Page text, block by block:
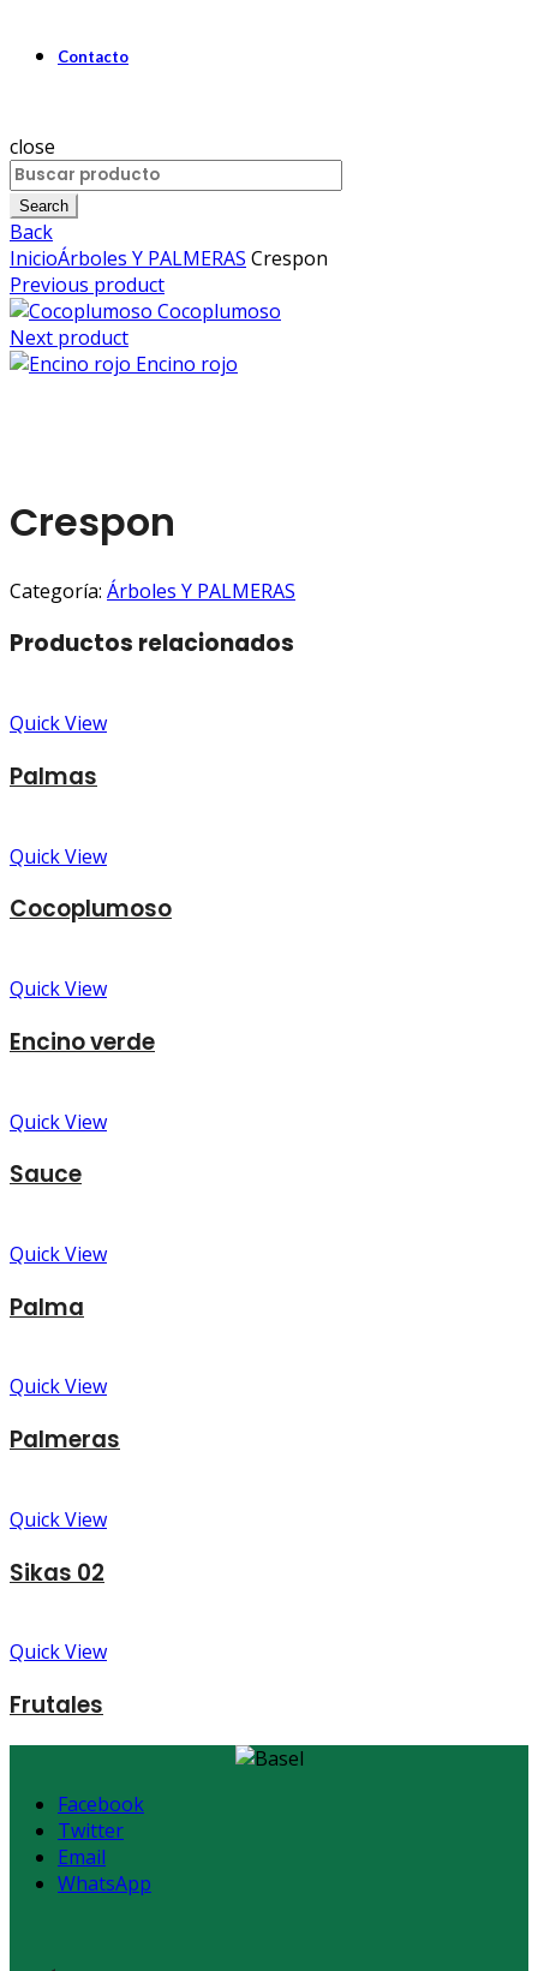
Contacto
close
Search
for:
Search
Back
InicioÁrboles Y PALMERAS Crespon
Previous product
Cocoplumoso
Next product
Encino rojo
Crespon
Categoría: Árboles Y PALMERAS
Productos relacionados
Quick View
Palmas
Quick View
Cocoplumoso
Quick View
Encino verde
Quick View
Sauce
Quick View
Palma
Quick View
Palmeras
Quick View
Sikas 02
Quick View
Frutales
Facebook
Twitter
Email
WhatsApp